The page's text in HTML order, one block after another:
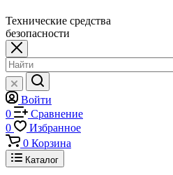
Технические средства
безопасности
Войти
0
Сравнение
0
Избранное
0 Корзина
Каталог